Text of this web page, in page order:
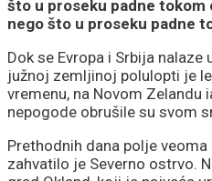
što u proseku padne tokom
nego što u proseku padne
Dok se Evropa i Srbija
južnoj zemljinoj polulopti je
vremenu, na Novom Zelandu
nepogode obrušile su svom
Prethodnih dana polje
zahvatilo je Severno ostrvo.